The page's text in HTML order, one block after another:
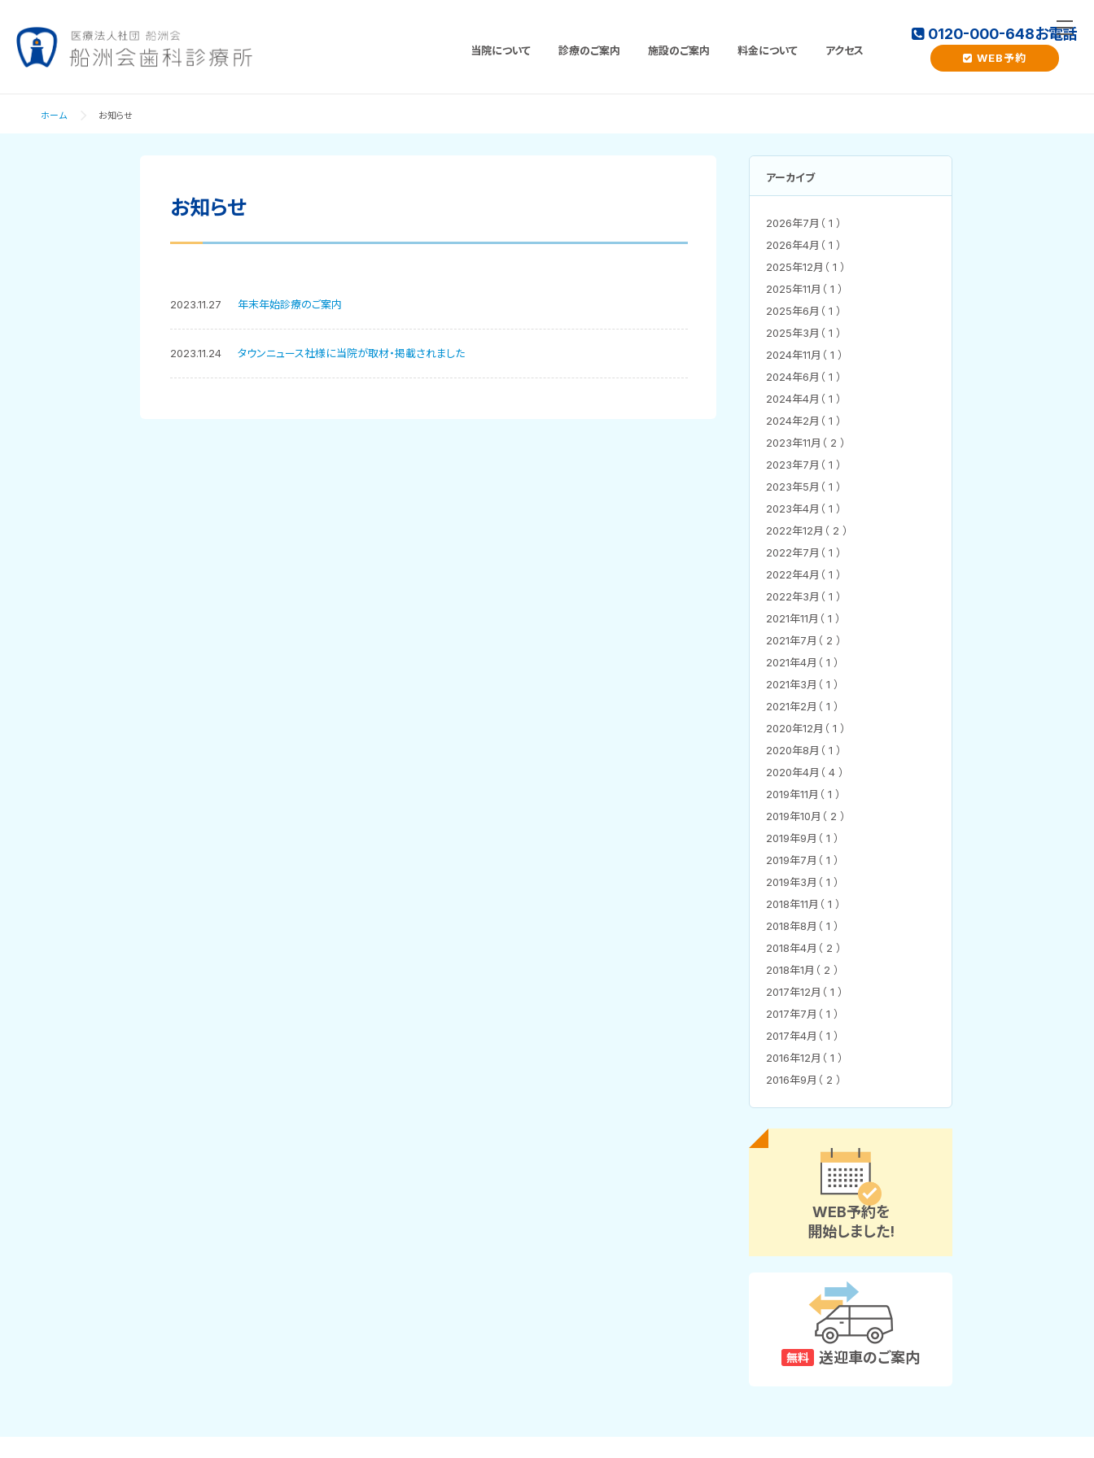
当院について 診療のご案内 施設のご案内 料金について アクセス
0120-000-648お電話
WEB予約
ホーム お知らせ
お知らせ
2023.11.27 年末年始診療のご案内
2023.11.24 タウンニュース社様に当院が取材・掲載されました
アーカイブ
2026年7月（ 1 ）
2026年4月（ 1 ）
2025年12月（ 1 ）
2025年11月（ 1 ）
2025年6月（ 1 ）
2025年3月（ 1 ）
2024年11月（ 1 ）
2024年6月（ 1 ）
2024年4月（ 1 ）
2024年2月（ 1 ）
2023年11月（ 2 ）
2023年7月（ 1 ）
2023年5月（ 1 ）
2023年4月（ 1 ）
2022年12月（ 2 ）
2022年7月（ 1 ）
2022年4月（ 1 ）
2022年3月（ 1 ）
2021年11月（ 1 ）
2021年7月（ 2 ）
2021年4月（ 1 ）
2021年3月（ 1 ）
2021年2月（ 1 ）
2020年12月（ 1 ）
2020年8月（ 1 ）
2020年4月（ 4 ）
2019年11月（ 1 ）
2019年10月（ 2 ）
2019年9月（ 1 ）
2019年7月（ 1 ）
2019年3月（ 1 ）
2018年11月（ 1 ）
2018年8月（ 1 ）
2018年4月（ 2 ）
2018年1月（ 2 ）
2017年12月（ 1 ）
2017年7月（ 1 ）
2017年4月（ 1 ）
2016年12月（ 1 ）
2016年9月（ 2 ）
WEB予約を
開始しました!
無料 送迎車のご案内